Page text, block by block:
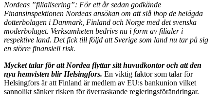
Nordeas ”filialisering”: För ett år sedan godkände
Finansinspektionen Nordeas ansökan om att slå ihop de helägda
dotterbolagen i Danmark, Finland och Norge med det svenska
moderbolaget. Verksamheten bedrivs nu i form av filialer i
respektive land. Det fick till följd att Sverige som land nu tar på sig
en större finansiell risk.
Mycket talar för att Nordea flyttar sitt huvudkontor och att den
nya hemvisten blir Helsingfors. En viktig faktor som talar för
Helsingfors är att Finland är medlem av EU:s bankunion vilket
sannolikt sänker risken för överraskande regleringsförändringar.